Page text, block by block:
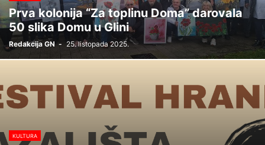
Prva kolonija “Za toplinu Doma” darovala
50 slika Domu u Glini
Redakcija GN - 25. listopada 2025.
KULTURA